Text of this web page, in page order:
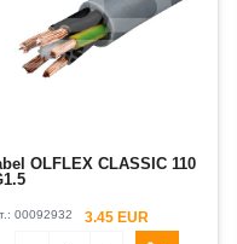
OLFLEX CLASSIC 110
00092932 3.45 EUR